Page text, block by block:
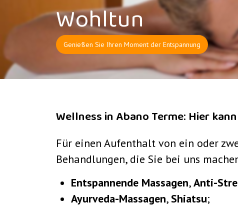
Wohltun
Genießen Sie Ihren Moment der Entspannung
Wellness in Abano Terme: Hier
Für einen Aufenthalt von ein oder
Behandlungen, die Sie bei uns
Entspannende Massagen,Anti-
Ayurveda-Massagen,Shiatsu;